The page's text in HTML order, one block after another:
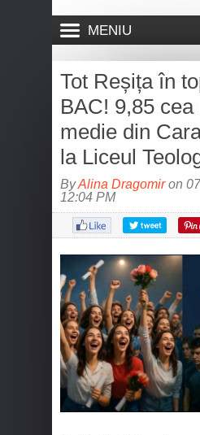
MENIU
Tot Reșița în
BAC! 9,85
medie din
la Liceul
ByAlina Dragomiron
12:04 PM